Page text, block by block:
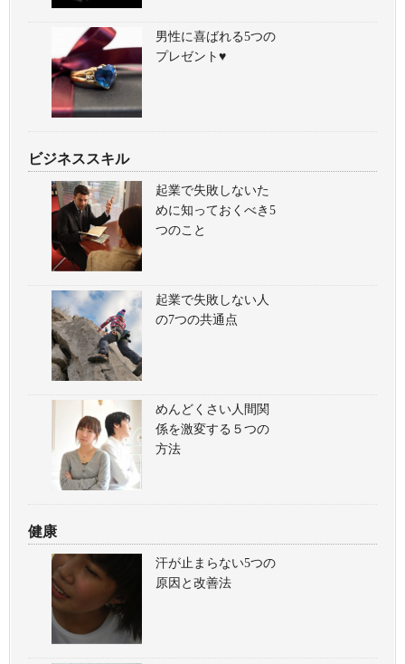
男性に喜ばれる5つの
プレゼント♥
ビジネススキル
起業で失敗しないた
めに知っておくべき5
つのこと
起業で失敗しない人
の7つの共通点
めんどくさい人間関
係を激変する５つの
方法
健康
汗が止まらない5つの
原因と改善法